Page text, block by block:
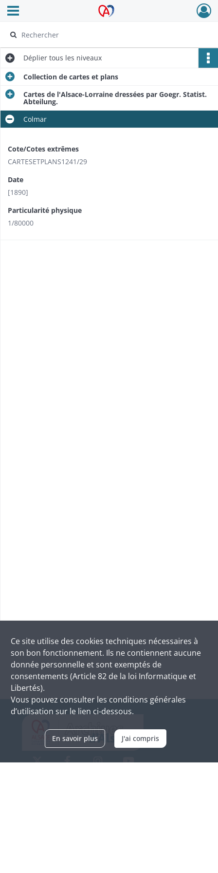
Archives Alsace - Colmar
Ouvrir le menu déroulant
Déplier tous les niveaux
Collection de cartes et plans
Cartes de l'Alsace-Lorraine dressées par Goegr. Statist.
Abteilung.
Colmar
Cote/Cotes extrêmes
CARTESETPLANS1241/29
Date
[1890]
Particularité physique
1/80000
Ce site utilise des cookies techniques nécessaires à
son bon fonctionnement. Ils ne contiennent aucune
donnée personnelle et sont exemptés de
consentements (Article 82 de la loi Informatique et
Libertés).
Vous pouvez consulter les conditions générales
d’utilisation sur le lien ci-dessous.
En savoir plus J'ai compris